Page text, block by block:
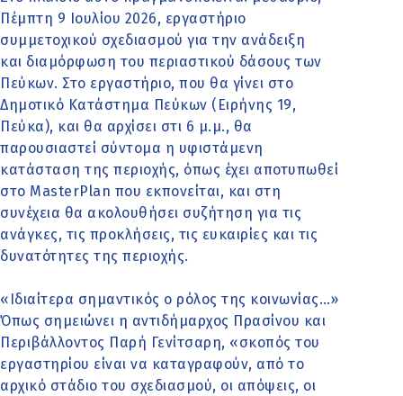
Πέμπτη 9 Ιουλίου 2026, εργαστήριο
συμμετοχικού σχεδιασμού για την ανάδειξη
και διαμόρφωση του περιαστικού δάσους των
Πεύκων. Στο εργαστήριο, που θα γίνει στο
Δημοτικό Κατάστημα Πεύκων (Ειρήνης 19,
Πεύκα), και θα αρχίσει στι 6 μ.μ., θα
παρουσιαστεί σύντομα η υφιστάμενη
κατάσταση της περιοχής, όπως έχει αποτυπωθεί
στο MasterPlan που εκπονείται, και στη
συνέχεια θα ακολουθήσει συζήτηση για τις
ανάγκες, τις προκλήσεις, τις ευκαιρίες και τις
δυνατότητες της περιοχής.
«Ιδιαίτερα σημαντικός ο ρόλος της κοινωνίας…»
Όπως σημειώνει η αντιδήμαρχος Πρασίνου και
Περιβάλλοντος Παρή Γενίτσαρη, «σκοπός του
εργαστηρίου είναι να καταγραφούν, από το
αρχικό στάδιο του σχεδιασμού, οι απόψεις, οι